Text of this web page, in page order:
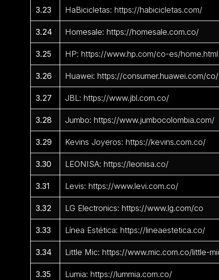
3.23 HaBicicletas: https://habicicletas.com/
3.24 Homesale: https://homesale.com.co/
3.25 HP: https://www.hp.com/co-es/home.html
3.26 Huawei: https://consumer.huawei.com/co/
3.27 JBL: https://www.jbl.com.co/
3.28 Jumbo: https://www.jumbocolombia.com/
3.29 Kevins Joyeros: https://kevins.com.co/
3.30 LEONISA: https://leonisa.co/
3.31 Levis: https://www.levi.com.co/
3.32 LG Electronics: https://www.lg.com/co
3.33 Línea Estética: https://lineaestetica.co/
3.34 Little Mic: https://www.mic.com.co/little-
3.35 Lumia: https://lummia.com.co/